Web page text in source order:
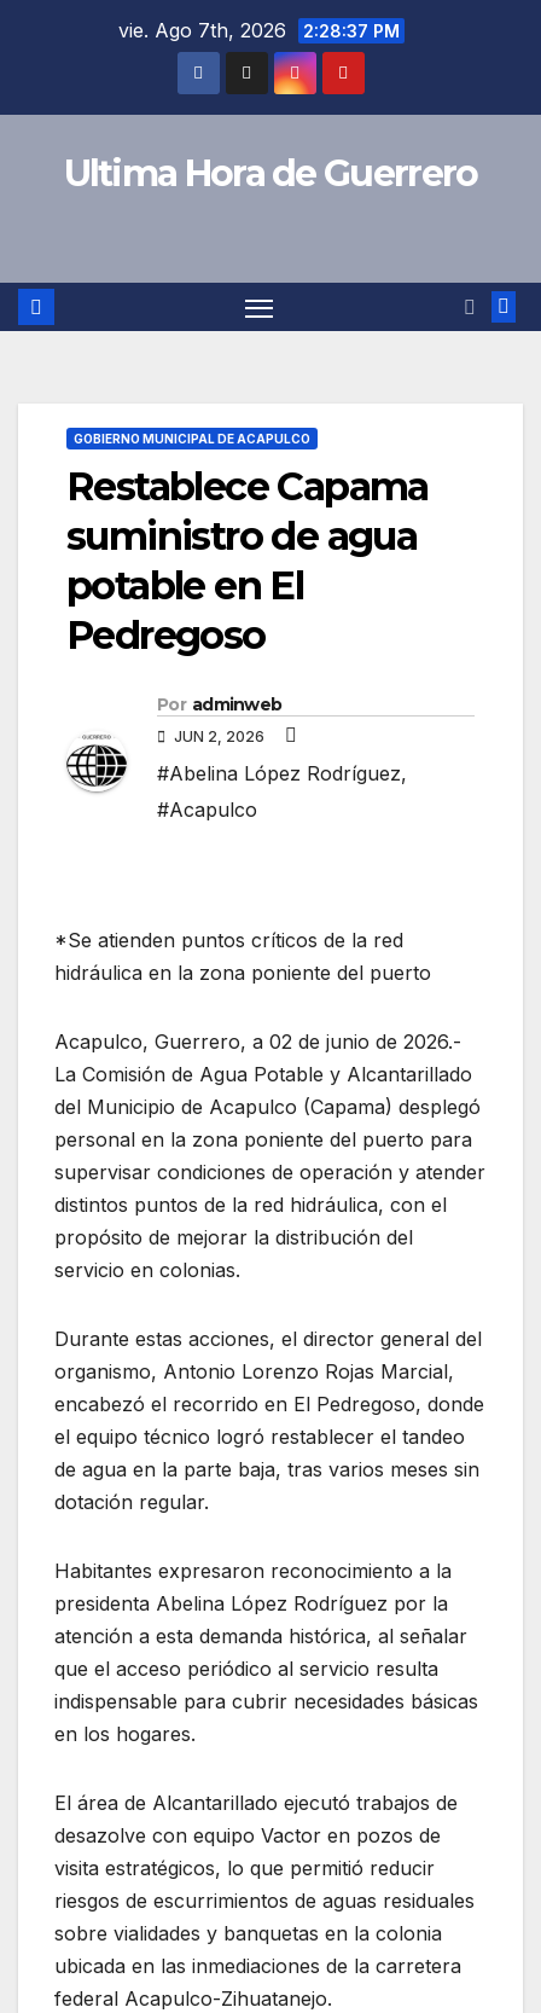
vie. Ago 7th, 2026 2:28:38 PM
Ultima Hora de Guerrero
GOBIERNO MUNICIPAL DE ACAPULCO
Restablece Capama
suministro de agua
potable en El
Pedregoso
Por adminweb
JUN 2, 2026
#Abelina López Rodríguez,
#Acapulco
*Se atienden puntos críticos de la red
hidráulica en la zona poniente del puerto
Acapulco, Guerrero, a 02 de junio de 2026.-
La Comisión de Agua Potable y Alcantarillado
del Municipio de Acapulco (Capama) desplegó
personal en la zona poniente del puerto para
supervisar condiciones de operación y atender
distintos puntos de la red hidráulica, con el
propósito de mejorar la distribución del
servicio en colonias.
Durante estas acciones, el director general del
organismo, Antonio Lorenzo Rojas Marcial,
encabezó el recorrido en El Pedregoso, donde
el equipo técnico logró restablecer el tandeo
de agua en la parte baja, tras varios meses sin
dotación regular.
Habitantes expresaron reconocimiento a la
presidenta Abelina López Rodríguez por la
atención a esta demanda histórica, al señalar
que el acceso periódico al servicio resulta
indispensable para cubrir necesidades básicas
en los hogares.
El área de Alcantarillado ejecutó trabajos de
desazolve con equipo Vactor en pozos de
visita estratégicos, lo que permitió reducir
riesgos de escurrimientos de aguas residuales
sobre vialidades y banquetas en la colonia
ubicada en las inmediaciones de la carretera
federal Acapulco-Zihuatanejo.